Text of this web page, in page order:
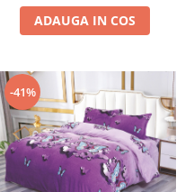
ADAUGA IN COS
-41%